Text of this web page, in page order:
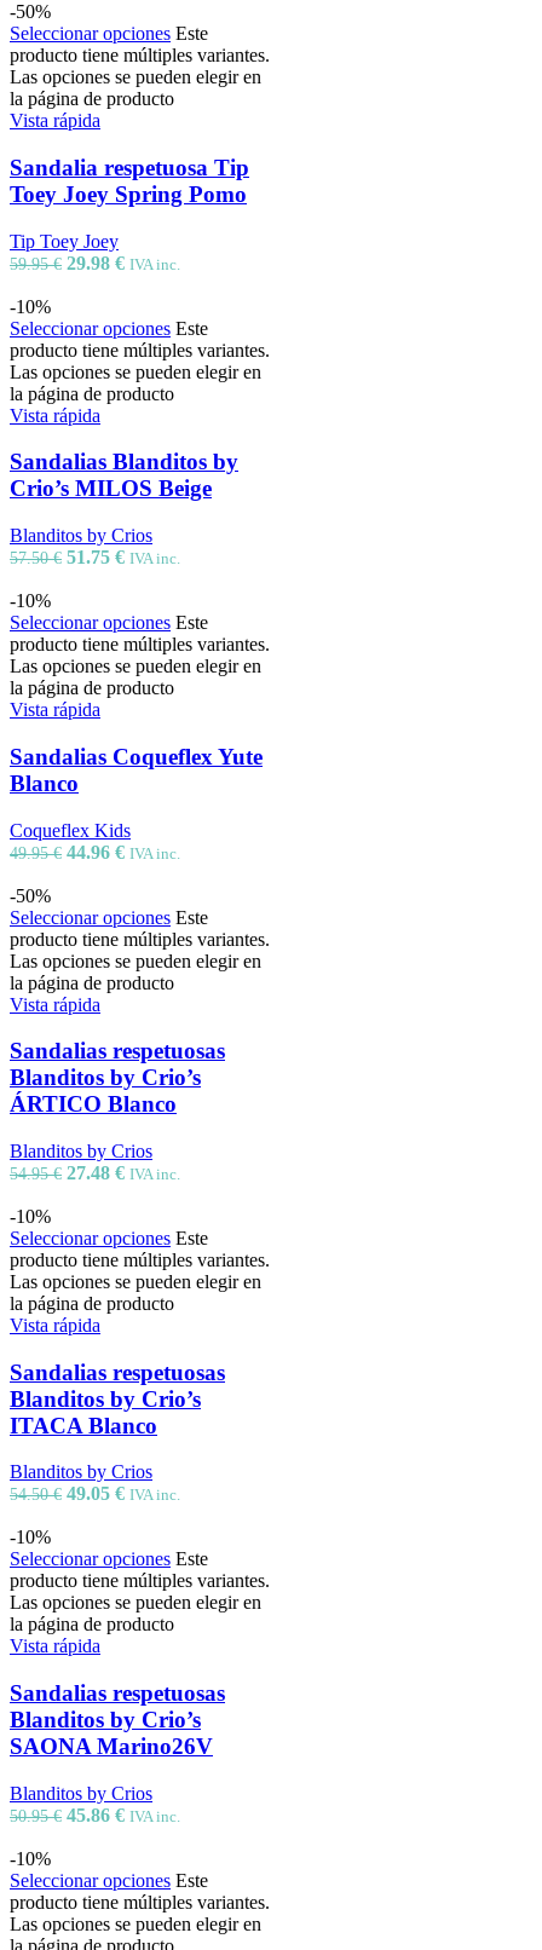
-50%
Seleccionar opciones Este
producto tiene múltiples variantes.
Las opciones se pueden elegir en
la página de producto
Vista rápida
Sandalia respetuosa Tip
Toey Joey Spring Pomo
Tip Toey Joey
59.95€ 29.98 € IVA inc.
-10%
Seleccionar opciones Este
producto tiene múltiples variantes.
Las opciones se pueden elegir en
la página de producto
Vista rápida
Sandalias Blanditos by
Crio’s MILOS Beige
Blanditos by Crios
57.50€ 51.75 € IVA inc.
-10%
Seleccionar opciones Este
producto tiene múltiples variantes.
Las opciones se pueden elegir en
la página de producto
Vista rápida
Sandalias Coqueflex Yute
Blanco
Coqueflex Kids
49.95€ 44.96 € IVA inc.
-50%
Seleccionar opciones Este
producto tiene múltiples variantes.
Las opciones se pueden elegir en
la página de producto
Vista rápida
Sandalias respetuosas
Blanditos by Crio’s
ÁRTICO Blanco
Blanditos by Crios
54.95€ 27.48 € IVA inc.
-10%
Seleccionar opciones Este
producto tiene múltiples variantes.
Las opciones se pueden elegir en
la página de producto
Vista rápida
Sandalias respetuosas
Blanditos by Crio’s
ITACA Blanco
Blanditos by Crios
54.50€ 49.05 € IVA inc.
-10%
Seleccionar opciones Este
producto tiene múltiples variantes.
Las opciones se pueden elegir en
la página de producto
Vista rápida
Sandalias respetuosas
Blanditos by Crio’s
SAONA Marino26V
Blanditos by Crios
50.95€ 45.86 € IVA inc.
-10%
Seleccionar opciones Este
producto tiene múltiples variantes.
Las opciones se pueden elegir en
la página de producto